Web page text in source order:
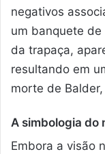
negativos
um banquete de
da trapaça,
resultando em
morte de
A simbologia do
Embora a visão